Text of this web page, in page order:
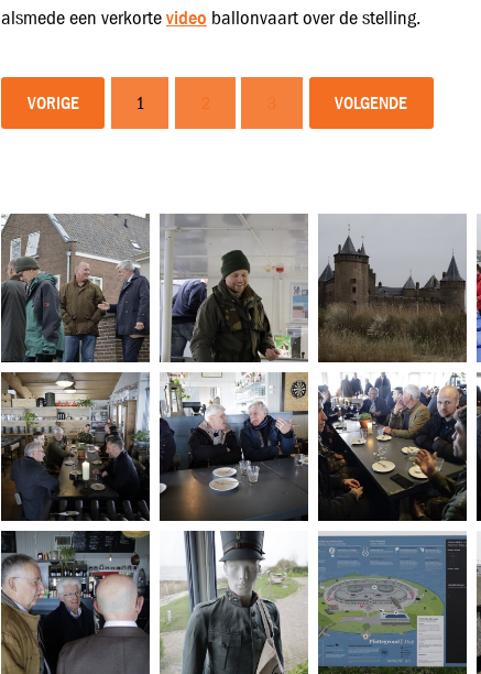
alsmede een verkortevideo ballonvaart over de stelling.
VORIGE 1 2 3 VOLGENDE